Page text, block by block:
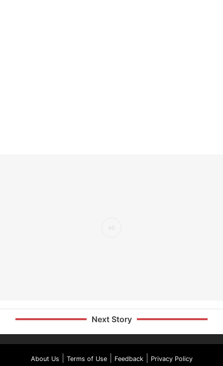
Next Story
About Us Terms of Use| Feedback| Privacy Policy